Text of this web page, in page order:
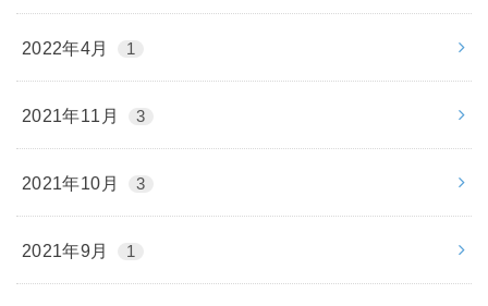
2022年4月 1
2021年11月 3
2021年10月 3
2021年9月 1